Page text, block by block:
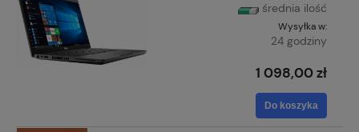
średnia ilość
Wysyłka w:
24 godziny
1 098,00 zł
Do koszyka